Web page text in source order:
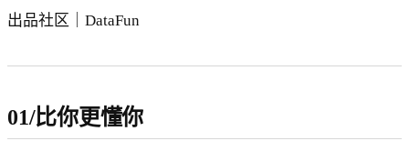
出品社区｜DataFun
01/比你更懂你